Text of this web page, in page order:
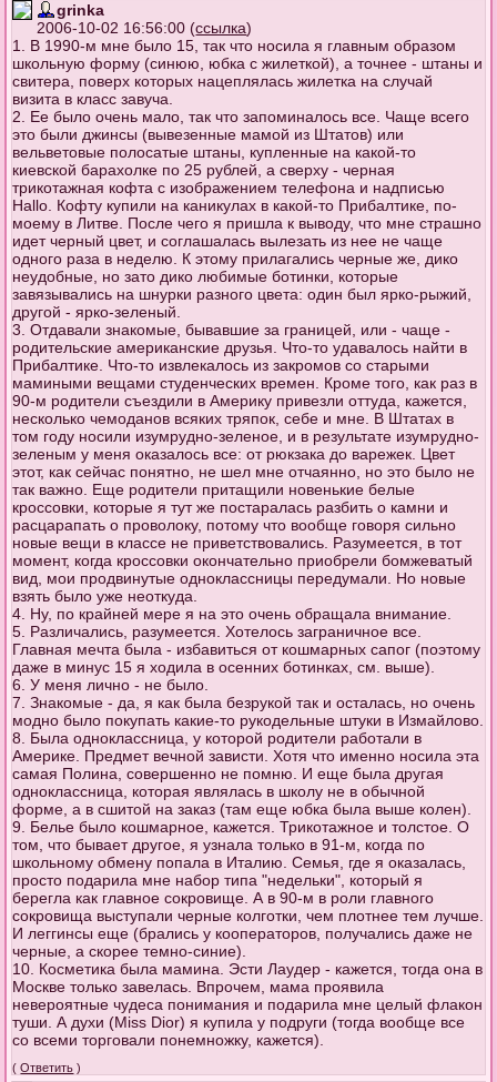
grinka
2006-10-02 16:56:00 (ссылка)
1. В 1990-м мне было 15, так что носила я главным образом
школьную форму (синюю, юбка с жилеткой), а точнее - штаны и
свитера, поверх которых нацеплялась жилетка на случай
визита в класс завуча.
2. Ее было очень мало, так что запоминалось все. Чаще всего
это были джинсы (вывезенные мамой из Штатов) или
вельветовые полосатые штаны, купленные на какой-то
киевской барахолке по 25 рублей, а сверху - черная
трикотажная кофта с изображением телефона и надписью
Hallo. Кофту купили на каникулах в какой-то Прибалтике, по-
моему в Литве. После чего я пришла к выводу, что мне страшно
идет черный цвет, и соглашалась вылезать из нее не чаще
одного раза в неделю. К этому прилагались черные же, дико
неудобные, но зато дико любимые ботинки, которые
завязывались на шнурки разного цвета: один был ярко-рыжий,
другой - ярко-зеленый.
3. Отдавали знакомые, бывавшие за границей, или - чаще -
родительские американские друзья. Что-то удавалось найти в
Прибалтике. Что-то извлекалось из закромов со старыми
мамиными вещами студенческих времен. Кроме того, как раз в
90-м родители съездили в Америку привезли оттуда, кажется,
несколько чемоданов всяких тряпок, себе и мне. В Штатах в
том году носили изумрудно-зеленое, и в результате изумрудно-
зеленым у меня оказалось все: от рюкзака до варежек. Цвет
этот, как сейчас понятно, не шел мне отчаянно, но это было не
так важно. Еще родители притащили новенькие белые
кроссовки, которые я тут же постаралась разбить о камни и
расцарапать о проволоку, потому что вообще говоря сильно
новые вещи в классе не приветствовались. Разумеется, в тот
момент, когда кроссовки окончательно приобрели бомжеватый
вид, мои продвинутые одноклассницы передумали. Но новые
взять было уже неоткуда.
4. Ну, по крайней мере я на это очень обращала внимание.
5. Различались, разумеется. Хотелось заграничное все.
Главная мечта была - избавиться от кошмарных сапог (поэтому
даже в минус 15 я ходила в осенних ботинках, см. выше).
6. У меня лично - не было.
7. Знакомые - да, я как была безрукой так и осталась, но очень
модно было покупать какие-то рукодельные штуки в Измайлово.
8. Была одноклассница, у которой родители работали в
Америке. Предмет вечной зависти. Хотя что именно носила эта
самая Полина, совершенно не помню. И еще была другая
одноклассница, которая являлась в школу не в обычной
форме, а в сшитой на заказ (там еще юбка была выше колен).
9. Белье было кошмарное, кажется. Трикотажное и толстое. О
том, что бывает другое, я узнала только в 91-м, когда по
школьному обмену попала в Италию. Семья, где я оказалась,
просто подарила мне набор типа "недельки", который я
берегла как главное сокровище. А в 90-м в роли главного
сокровища выступали черные колготки, чем плотнее тем лучше.
И леггинсы еще (брались у кооператоров, получались даже не
черные, а скорее темно-синие).
10. Косметика была мамина. Эсти Лаудер - кажется, тогда она в
Москве только завелась. Впрочем, мама проявила
невероятные чудеса понимания и подарила мне целый флакон
туши. А духи (Miss Dior) я купила у подруги (тогда вообще все
со всеми торговали понемножку, кажется).
(Ответить )